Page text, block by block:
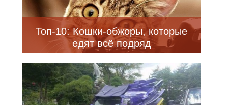
Топ-10: Кошки-обжоры, которые
едят всё подряд